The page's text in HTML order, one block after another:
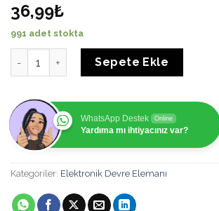
36,99₺
991 adet stokta
IC-192B Çıt Çıt Anahtar - 1 Adet Kağıt
Sepete Ekle
WhatsApp Destek Online
Yardıma mı ihtiyacınız var?
Kategoriler: Elektronik Devre Elemanı